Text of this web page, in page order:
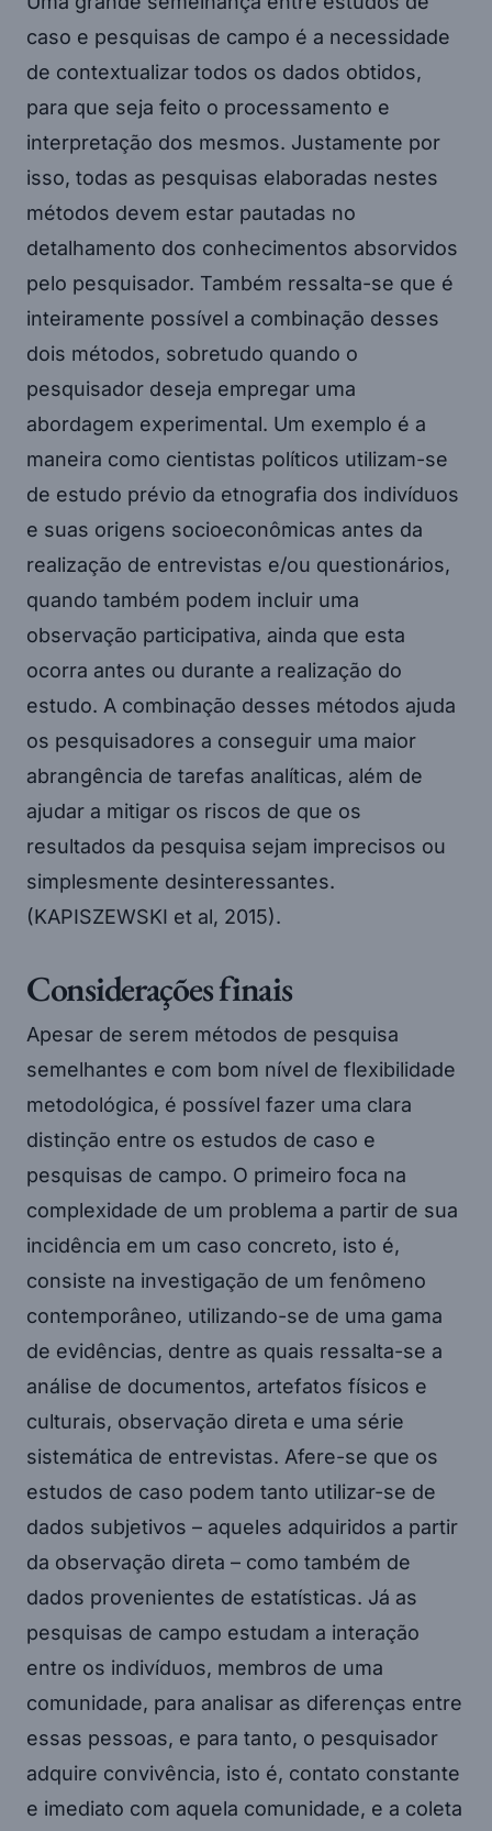
caso e pesquisas de campo é a necessidade
de contextualizar todos os dados obtidos,
para que seja feito o processamento e
interpretação dos mesmos. Justamente por
isso, todas as pesquisas elaboradas nestes
métodos devem estar pautadas no
detalhamento dos conhecimentos absorvidos
pelo pesquisador. Também ressalta-se que é
inteiramente possível a combinação desses
dois métodos, sobretudo quando o
pesquisador deseja empregar uma
abordagem experimental. Um exemplo é a
maneira como cientistas políticos utilizam-se
de estudo prévio da etnografia dos indivíduos
e suas origens socioeconômicas antes da
realização de entrevistas e/ou questionários,
quando também podem incluir uma
observação participativa, ainda que esta
ocorra antes ou durante a realização do
estudo. A combinação desses métodos ajuda
os pesquisadores a conseguir uma maior
abrangência de tarefas analíticas, além de
ajudar a mitigar os riscos de que os
resultados da pesquisa sejam imprecisos ou
simplesmente desinteressantes.
(KAPISZEWSKI et al, 2015).
Considerações finais
Apesar de serem métodos de pesquisa
semelhantes e com bom nível de flexibilidade
metodológica, é possível fazer uma clara
distinção entre os estudos de caso e
pesquisas de campo. O primeiro foca na
complexidade de um problema a partir de sua
incidência em um caso concreto, isto é,
consiste na investigação de um fenômeno
contemporâneo, utilizando-se de uma gama
de evidências, dentre as quais ressalta-se a
análise de documentos, artefatos físicos e
culturais, observação direta e uma série
sistemática de entrevistas. Afere-se que os
estudos de caso podem tanto utilizar-se de
dados subjetivos – aqueles adquiridos a partir
da observação direta – como também de
dados provenientes de estatísticas. Já as
pesquisas de campo estudam a interação
entre os indivíduos, membros de uma
comunidade, para analisar as diferenças entre
essas pessoas, e para tanto, o pesquisador
adquire convivência, isto é, contato constante
e imediato com aquela comunidade, e a coleta